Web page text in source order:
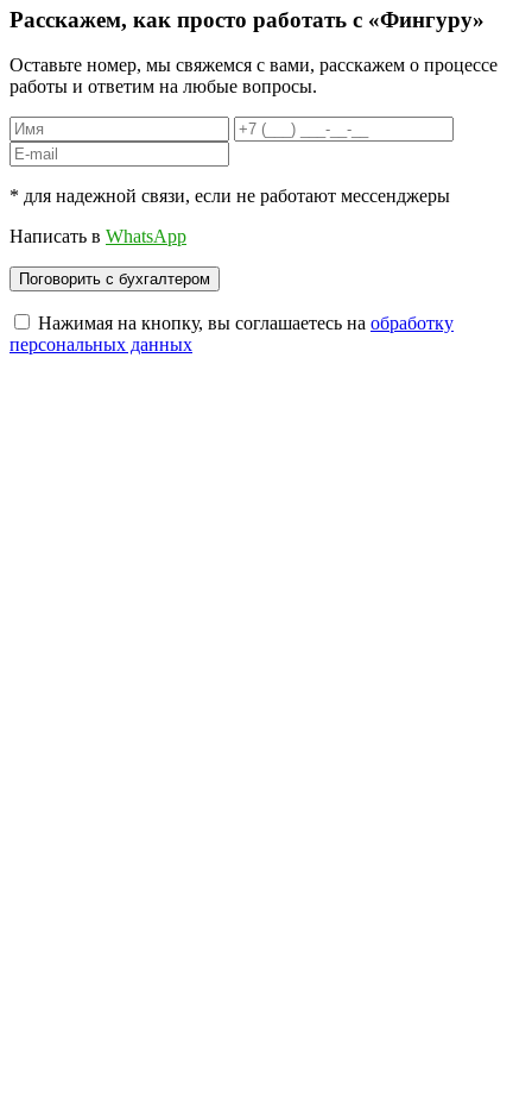
Расскажем, как просто работать с «Фингуру»
Оставьте номер, мы свяжемся с вами, расскажем о процессе
работы и ответим на любые вопросы.
* для надежной связи, если не работают мессенджеры
Написать в WhatsApp
Нажимая на кнопку, вы соглашаетесь на обработку
персональных данных